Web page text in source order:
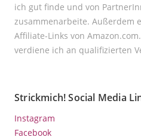
ich gut finde und von
zusammenarbeite. Außerdem
Affiliate-Links von
verdiene ich an qualifizierten
Strickmich! Social Media
Instagram
Facebook